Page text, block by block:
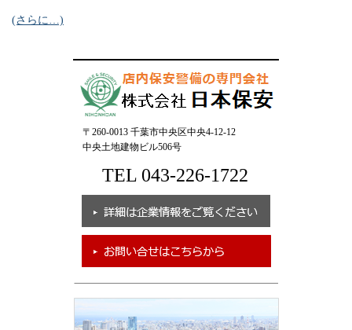
(さらに…)
〒260-0013 千葉市中央区中央4-12-12
中央土地建物ビル506号
TEL 043-226-1722